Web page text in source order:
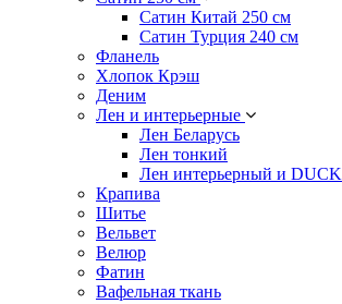
Сатин Китай 250 см
Сатин Турция 240 см
Фланель
Хлопок Крэш
Деним
Лен и интерьерные
Лен Беларусь
Лен тонкий
Лен интерьерный и DUCK
Крапива
Шитье
Вельвет
Велюр
Фатин
Вафельная ткань